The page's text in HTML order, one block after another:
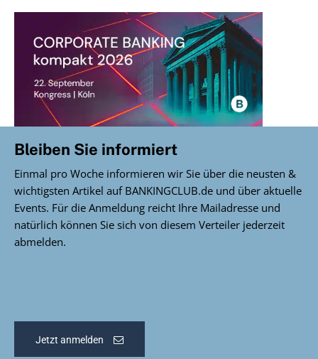
Bleiben Sie informiert
Einmal pro Woche informieren wir Sie über die neusten &
wichtigsten Artikel auf BANKINGCLUB.de und über aktuelle
Events. Für die Anmeldung reicht Ihre Mailadresse und
natürlich können Sie sich von diesem Verteiler jederzeit
abmelden.
Jetzt anmelden